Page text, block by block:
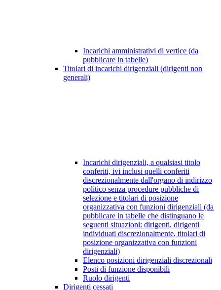
Incarichi amministrativi di vertice (da
pubblicare in tabelle)
Titolari di incarichi dirigenziali (dirigenti non
generali)
Incarichi dirigenziali, a qualsiasi titolo
conferiti, ivi inclusi quelli conferiti
discrezionalmente dall'organo di indirizzo
politico senza procedure pubbliche di
selezione e titolari di posizione
organizzativa con funzioni dirigenziali (da
pubblicare in tabelle che distinguano le
seguenti situazioni: dirigenti, dirigenti
individuati discrezionalmente, titolari di
posizione organizzativa con funzioni
dirigenziali)
Elenco posizioni dirigenziali discrezionali
Posti di funzione disponibili
Ruolo dirigenti
Dirigenti cessati